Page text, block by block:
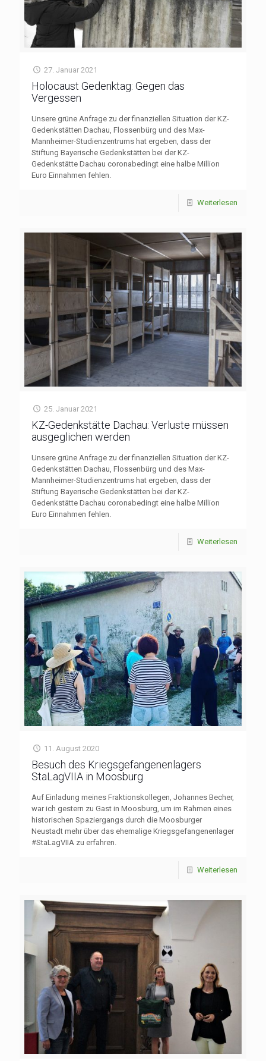
27. Januar 2021
Holocaust Gedenktag: Gegen das
Vergessen
Unsere grüne Anfrage zu der finanziellen Situation der KZ-
Gedenkstätten Dachau, Flossenbürg und des Max-
Mannheimer-Studienzentrums hat ergeben, dass der
Stiftung Bayerische Gedenkstätten bei der KZ-
Gedenkstätte Dachau coronabedingt eine halbe Million
Euro Einnahmen fehlen.
Weiterlesen
25. Januar 2021
KZ-Gedenkstätte Dachau: Verluste müssen
ausgeglichen werden
Unsere grüne Anfrage zu der finanziellen Situation der KZ-
Gedenkstätten Dachau, Flossenbürg und des Max-
Mannheimer-Studienzentrums hat ergeben, dass der
Stiftung Bayerische Gedenkstätten bei der KZ-
Gedenkstätte Dachau coronabedingt eine halbe Million
Euro Einnahmen fehlen.
Weiterlesen
11. August 2020
Besuch des Kriegsgefangenenlagers
StaLagVIIA in Moosburg
Auf Einladung meines Fraktionskollegen, Johannes Becher,
war ich gestern zu Gast in Moosburg, um im Rahmen eines
historischen Spaziergangs durch die Moosburger
Neustadt mehr über das ehemalige Kriegsgefangenenlager
#StaLagVIIA zu erfahren.
Weiterlesen